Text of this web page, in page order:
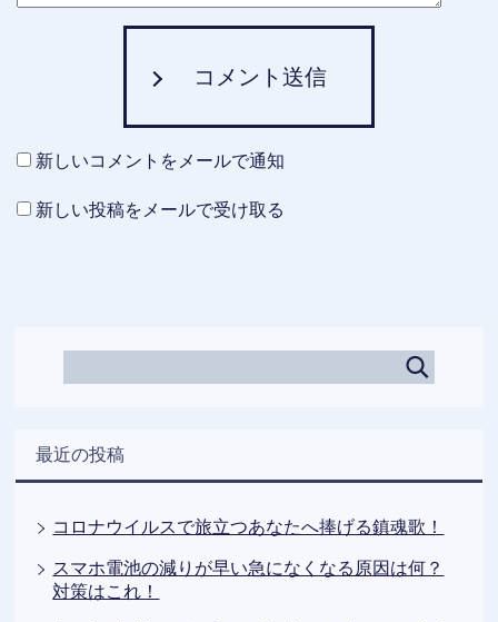
コメント送信
新しいコメントをメールで通知
新しい投稿をメールで受け取る
最近の投稿
コロナウイルスで旅立つあなたへ捧げる鎮魂歌！
スマホ電池の減りが早い急になくなる原因は何？
対策はこれ！